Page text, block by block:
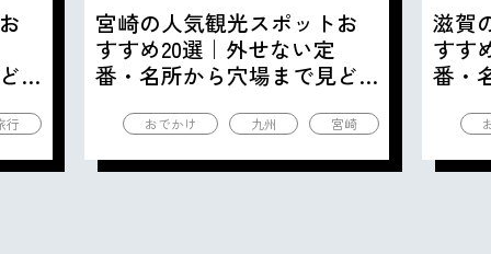
行
宮崎の人気観光スポットお
すすめ20選｜外せない定
番・名所から穴場まで見ど
おでかけ 九州 宮崎
滋賀
すす
番・